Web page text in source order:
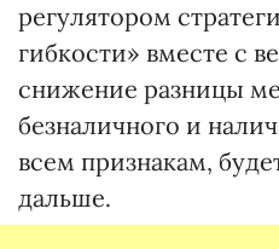
регулятором
гибкости» вместе с
снижение разницы
безналичного и
всем признакам,
дальше.